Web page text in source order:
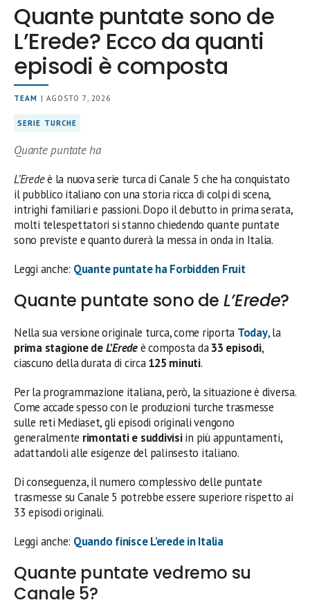
Quante puntate sono de
L’Erede? Ecco da quanti
episodi è composta
TEAM | AGOSTO 7, 2026
SERIE TURCHE
Quante puntate ha
L’Eredeè la nuova serie turca di Canale 5 che ha conquistato
il pubblico italiano con una storia ricca di colpi di scena,
intrighi familiari e passioni. Dopo il debutto in prima serata,
molti telespettatori si stanno chiedendo quante puntate
sono previste e quanto durerà la messa in onda in Italia.
Leggi anche: Quante puntate ha Forbidden Fruit
Quante puntate sono de L’Erede?
Nella sua versione originale turca, come riporta Today, la
prima stagione deL’Eredeè composta da33 episodi,
ciascuno della durata di circa125 minuti.
Per la programmazione italiana, però, la situazione è diversa.
Come accade spesso con le produzioni turche trasmesse
sulle reti Mediaset, gli episodi originali vengono
generalmente rimontati e suddivisiin più appuntamenti,
adattandoli alle esigenze del palinsesto italiano.
Di conseguenza, il numero complessivo delle puntate
trasmesse su Canale 5 potrebbe essere superiore rispetto ai
33 episodi originali.
Leggi anche: Quando finisce L’erede in Italia
Quante puntate vedremo su
Canale 5?